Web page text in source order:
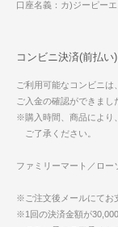
口座名義：カ)ジーピー
コンビニ決済(前払い)
ご利用可能なコンビニは
ご入金の確認ができまし
※購入時間、商品により
ご了承ください。
ファミリーマート／ロ
※ご注文後メールにてお
※1回の決済金額が